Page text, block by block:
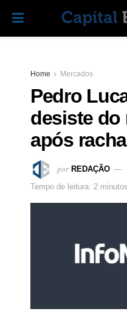
Home Mercados
Pedro
desiste do
após
por REDAÇÃO
Tempo de leitura: 2 minutos